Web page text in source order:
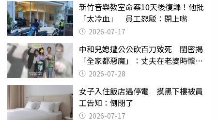
新竹音樂教室命案10天後復課！他批
「太冷血」 員工怒駁：閉上嘴
2026-07-17
中和兒媳遭公公砍百刀致死 閨密揭
「全家都惡魔」：丈夫在老婆時懷孕
摔東西
2026-07-28
女子入住飯店遇停電 摸黑下樓被員
工告知：倒閉了
2026-07-17